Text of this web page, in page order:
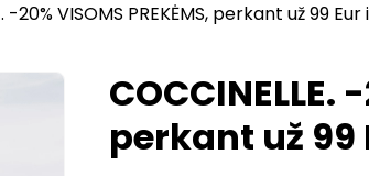
-20% VISOMS PREKĖMS, perkant už 99
COCCINELLE.
perkant už